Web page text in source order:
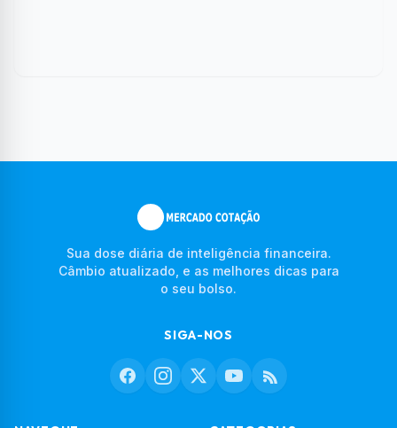
Sua dose diária de inteligência financeira.
Câmbio atualizado, e as melhores dicas para
o seu bolso.
SIGA-NOS